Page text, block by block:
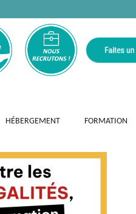
HÉBERGEMENT FORMATION